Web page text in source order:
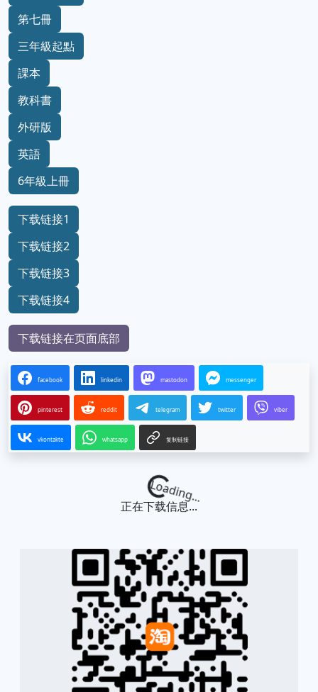
第七冊
三年級起點
課本
教科書
外研版
英語
6年級上冊
下载链接1
下载链接2
下载链接3
下载链接4
下载链接在页面底部
facebook linkedin mastodon messenger
pinterest reddit telegram twitter viber
vkontakte whatsapp 复制链接
Loading...
正在下载信息...